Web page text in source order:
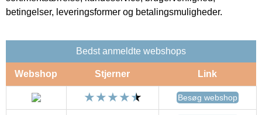
betingelser, leveringsformer og betalingsmuligheder.
Bedst anmeldte webshops
Webshop Stjerner Link
Besøg webshop